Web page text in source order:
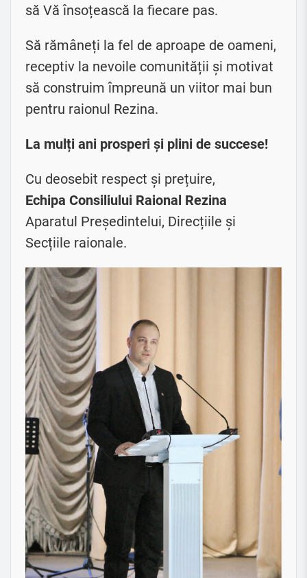
să Vă însoțească la fiecare pas.
Să rămâneți la fel de aproape de oameni,
receptiv la nevoile comunității și motivat
să construim împreună un viitor mai bun
pentru raionul Rezina.
La mulți ani prosperi și plini de succese!
Cu deosebit respect și prețuire,
Echipa Consiliului Raional Rezina
Aparatul Președintelui, Direcțiile și
Secțiile raionale.